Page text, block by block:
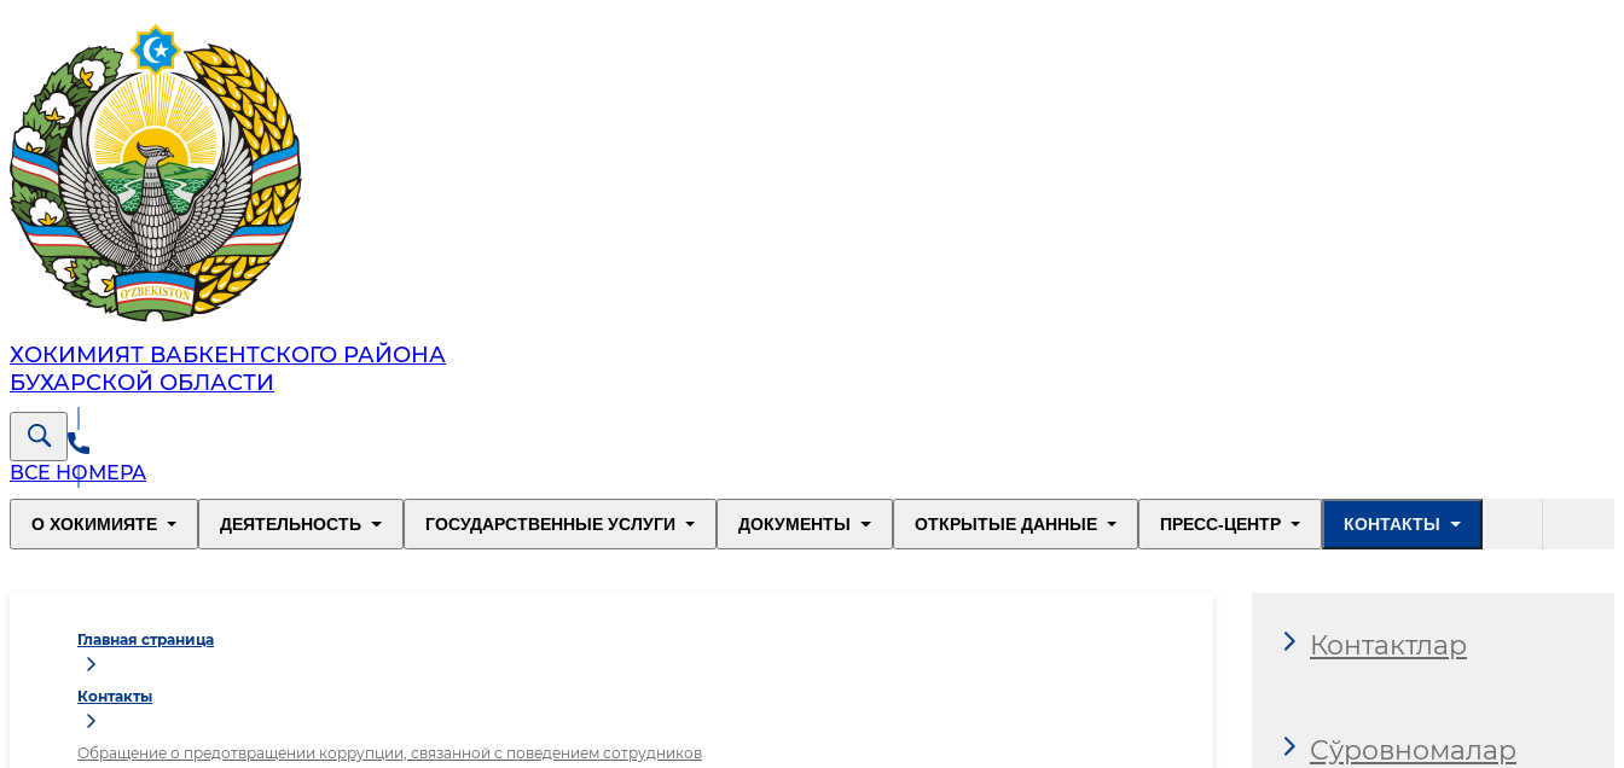
ХОКИМИЯТ ВАБКЕНТСКОГО РАЙОНА
БУХАРСКОЙ ОБЛАСТИ
ВСЕ НОМЕРА
О ХОКИМИЯТЕ ДЕЯТЕЛЬНОСТЬ ГОСУДАРСТВЕННЫЕ УСЛУГИ ДОКУМЕНТЫ ОТКРЫТЫЕ ДАННЫЕ ПРЕСС-ЦЕНТР КОНТАКТЫ
Главная страница
Контакты
Обращение о предотвращении коррупции, связанной с поведением сотрудников
Контактлар
Сўровномалар